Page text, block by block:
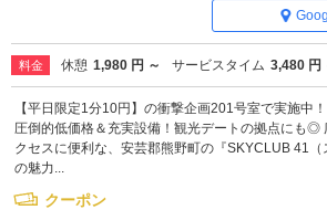
料金 休憩 1,980 円 ～ サービスタイム 3,480 円
【平日限定1分10円】の衝撃企画201号室で実施中
圧倒的低価格＆充実設備！観光デートの拠点にも◎
クセスに便利な、安芸郡熊野町の『SKYCLUB 41
の魅力...
クーポン